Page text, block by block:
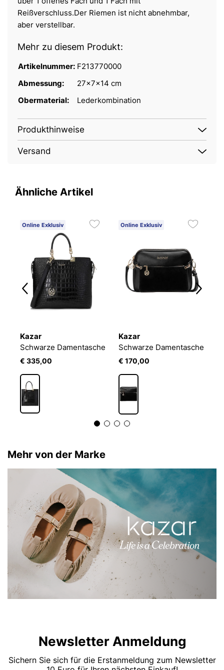
Reißverschluss.Der Riemen ist nicht abnehmbar,
aber verstellbar.
Mehr zu diesem Produkt:
Artikelnummer: F213770000
Abmessung:
27x7x14 cm
Obermaterial:
Lederkombination
Produkthinweise
Versand
Ähnliche Artikel
Online Exklusiv
Kazar
Schwarze Damentasche
€ 335,00
Online Exklusiv
Kazar
Schwarze Damentasche
€ 170,00
Mehr von der Marke
Newsletter Anmeldung
Sichern Sie sich für die Erstanmeldung zum Newsletter